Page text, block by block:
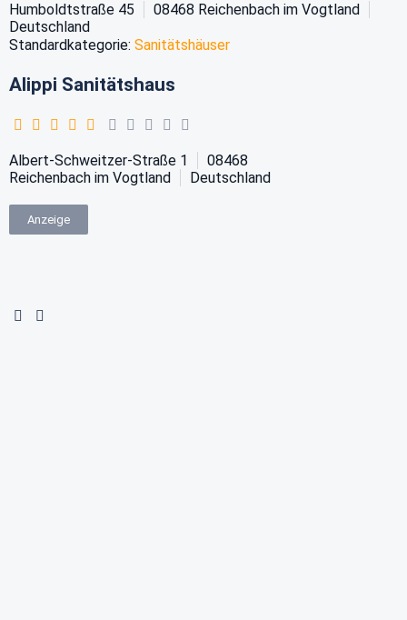
Humboldtstraße 45 08468 Reichenbach im Vogtland
Deutschland
Standardkategorie: Sanitätshäuser
Alippi Sanitätshaus
Albert-Schweitzer-Straße 1
08468
Reichenbach im Vogtland
Deutschland
Anzeige